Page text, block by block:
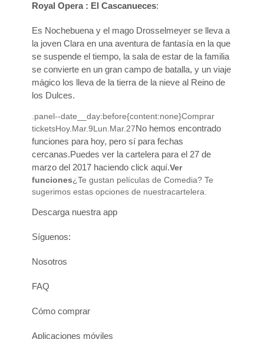
Royal Opera : El Cascanueces:
Es Nochebuena y el mago Drosselmeyer se lleva a
la joven Clara en una aventura de fantasía en la que
se suspende el tiempo, la sala de estar de la familia
se convierte en un gran campo de batalla, y un viaje
mágico los lleva de la tierra de la nieve al Reino de
los Dulces.
.panel--date__day:before{content:none}Comprar
ticketsHoy.Mar.9Lun.Mar.27No hemos encontrado
funciones para hoy, pero sí para fechas
cercanas.Puedes ver la cartelera para el 27 de
marzo del 2017 haciendo click aquí.Ver
funciones¿Te gustan películas de Comedia? Te
sugerimos estas opciones de nuestracartelera.
Descarga nuestra app
Síguenos:
Nosotros
FAQ
Cómo comprar
Aplicaciones móviles